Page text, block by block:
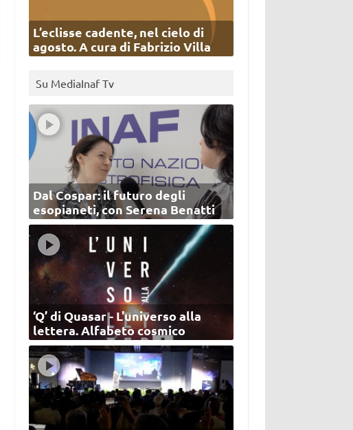
L’eclisse cadente, nel cielo di
agosto. A cura di Fabrizio Villa
Su MediaInaf Tv
Dal Cospar: il futuro degli
esopianeti, con Serena Benatti
‘Q’ di Quasar - L'universo alla
lettera. Alfabeto cosmico